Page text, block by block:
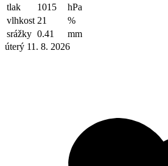
tlak
1015
hPa
vlhkost 21
%
srážky 0.41
mm
úterý 11. 8. 2026